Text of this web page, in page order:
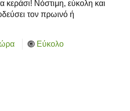
κεράσι! Νόστιμη, εύκολη και
τον πρωινό ή
Εύκολο